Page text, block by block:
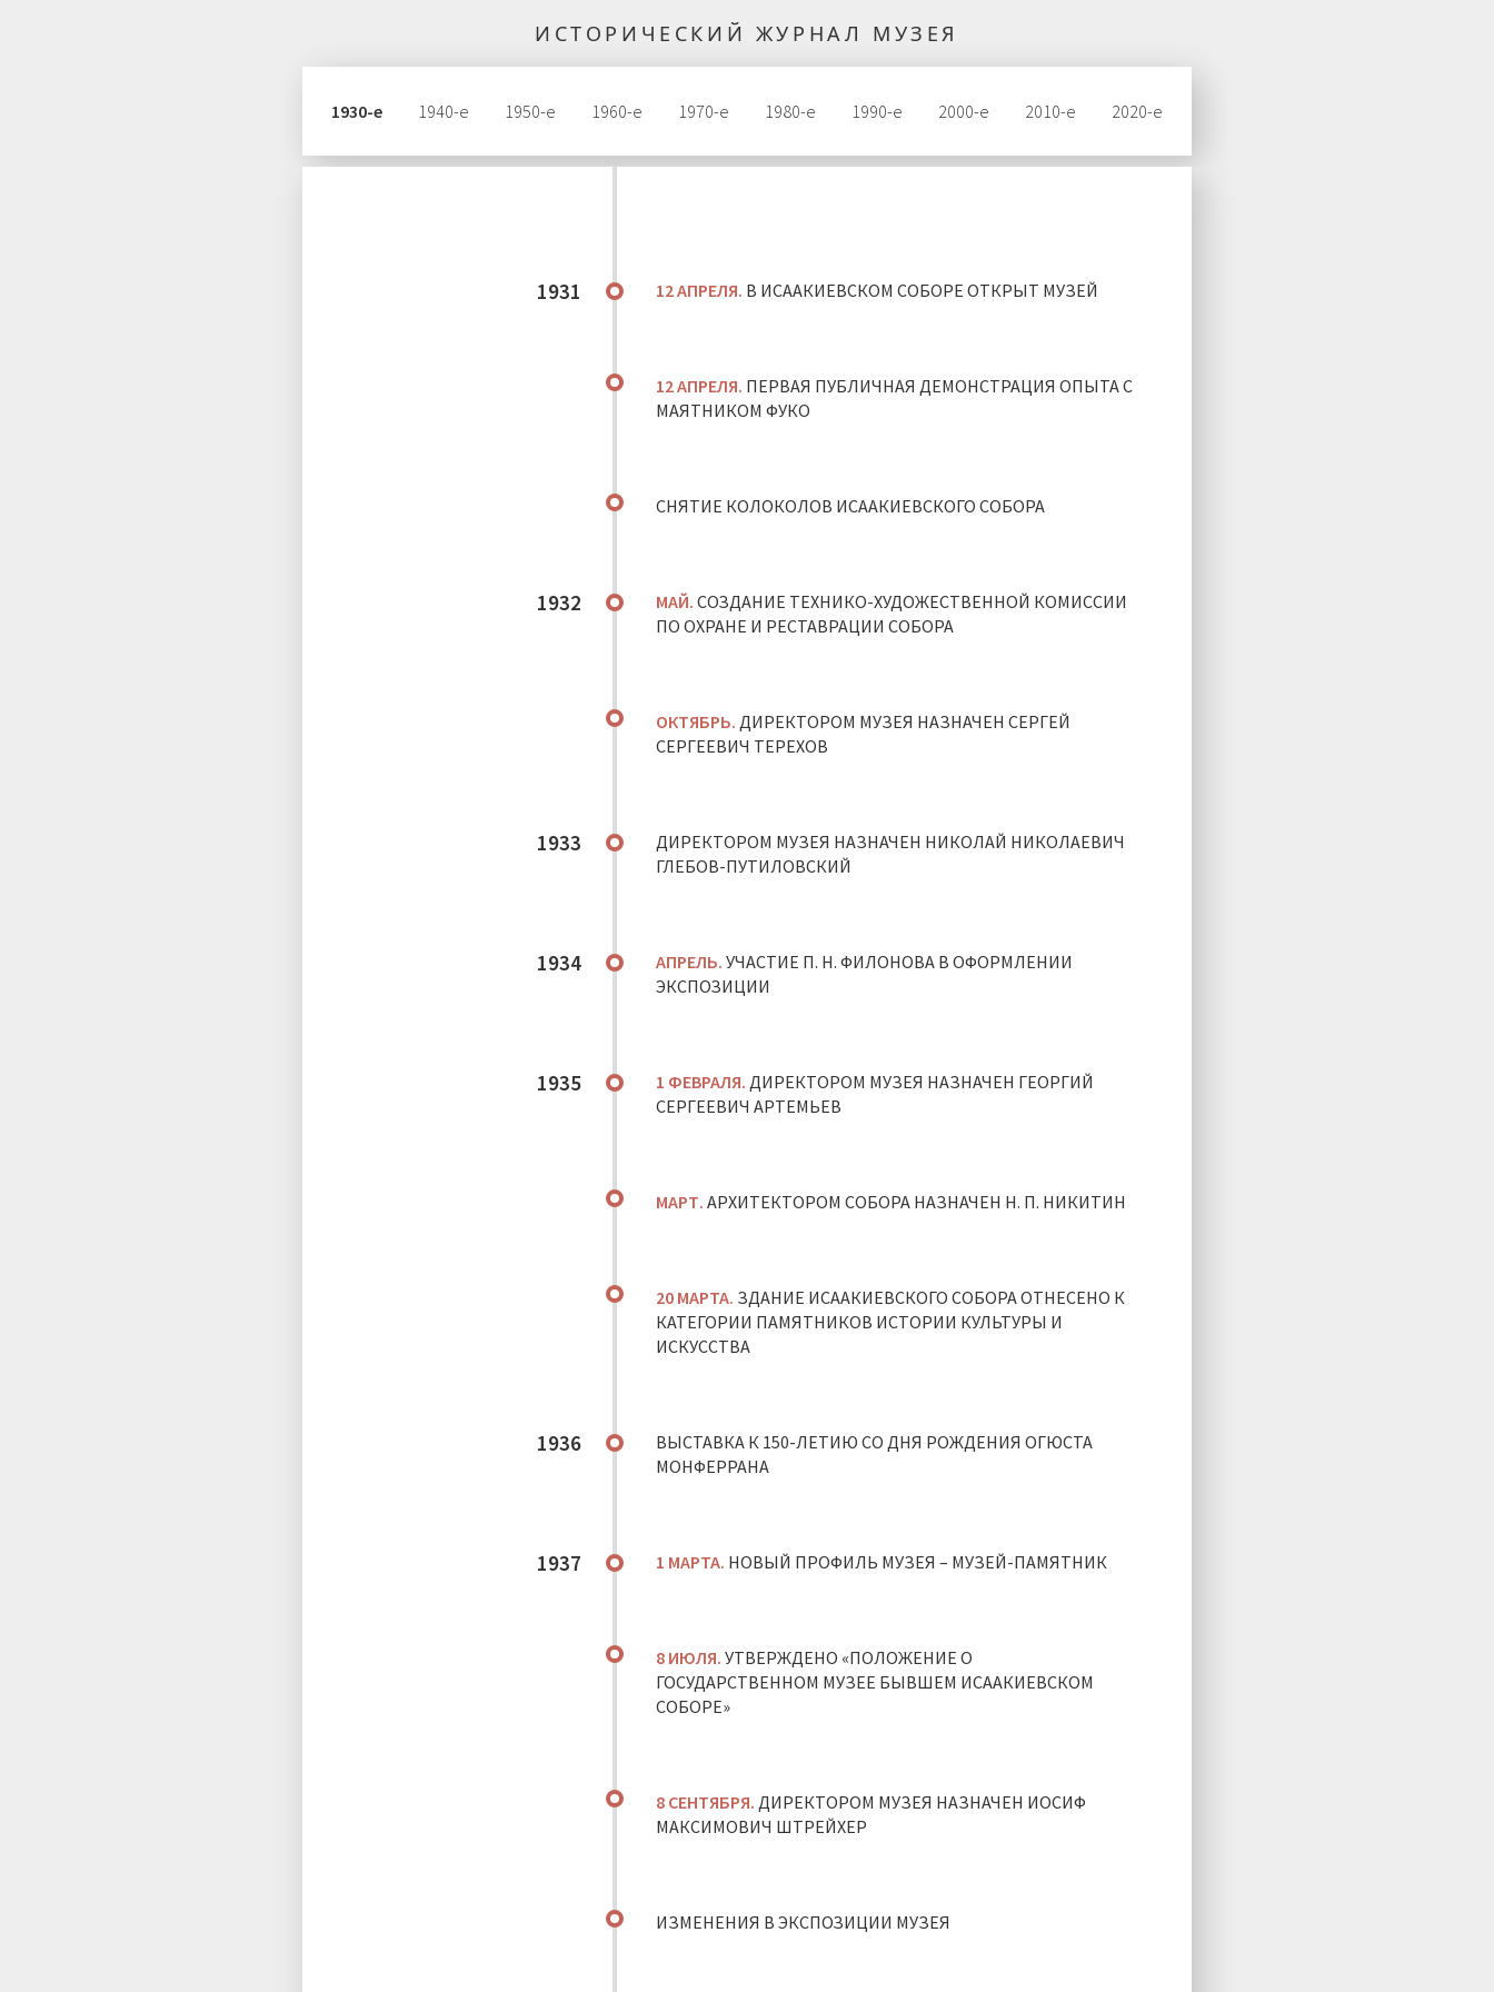
ИСТОРИЧЕСКИЙ ЖУРНАЛ МУЗЕЯ
1930-е 1940-е 1950-е 1960-е 1970-е 1980-е 1990-е 2000-е 2010-е 2020-е
1931 12 АПРЕЛЯ. В ИСААКИЕВСКОМ СОБОРЕ ОТКРЫТ МУЗЕЙ
12 АПРЕЛЯ. ПЕРВАЯ ПУБЛИЧНАЯ ДЕМОНСТРАЦИЯ ОПЫТА С
МАЯТНИКОМ ФУКО
СНЯТИЕ КОЛОКОЛОВ ИСААКИЕВСКОГО СОБОРА
1932 МАЙ. СОЗДАНИЕ ТЕХНИКО-ХУДОЖЕСТВЕННОЙ КОМИССИИ
ПО ОХРАНЕ И РЕСТАВРАЦИИ СОБОРА
ОКТЯБРЬ. ДИРЕКТОРОМ МУЗЕЯ НАЗНАЧЕН СЕРГЕЙ
СЕРГЕЕВИЧ ТЕРЕХОВ
1933
ДИРЕКТОРОМ МУЗЕЯ НАЗНАЧЕН НИКОЛАЙ НИКОЛАЕВИЧ
ГЛЕБОВ-ПУТИЛОВСКИЙ
1934 АПРЕЛЬ. УЧАСТИЕ П. Н. ФИЛОНОВА В ОФОРМЛЕНИИ
ЭКСПОЗИЦИИ
1935 1 ФЕВРАЛЯ. ДИРЕКТОРОМ МУЗЕЯ НАЗНАЧЕН ГЕОРГИЙ
СЕРГЕЕВИЧ АРТЕМЬЕВ
МАРТ. АРХИТЕКТОРОМ СОБОРА НАЗНАЧЕН Н. П. НИКИТИН
20 МАРТА. ЗДАНИЕ ИСААКИЕВСКОГО СОБОРА ОТНЕСЕНО К
КАТЕГОРИИ ПАМЯТНИКОВ ИСТОРИИ КУЛЬТУРЫ И
ИСКУССТВА
1936
ВЫСТАВКА К 150-ЛЕТИЮ СО ДНЯ РОЖДЕНИЯ ОГЮСТА
МОНФЕРРАНА
1937 1 МАРТА. НОВЫЙ ПРОФИЛЬ МУЗЕЯ – МУЗЕЙ-ПАМЯТНИК
8 ИЮЛЯ. УТВЕРЖДЕНО «ПОЛОЖЕНИЕ О
ГОСУДАРСТВЕННОМ МУЗЕЕ БЫВШЕМ ИСААКИЕВСКОМ
СОБОРЕ»
8 СЕНТЯБРЯ. ДИРЕКТОРОМ МУЗЕЯ НАЗНАЧЕН ИОСИФ
МАКСИМОВИЧ ШТРЕЙХЕР
ИЗМЕНЕНИЯ В ЭКСПОЗИЦИИ МУЗЕЯ